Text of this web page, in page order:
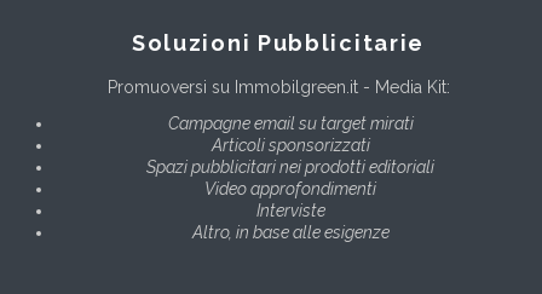
Soluzioni Pubblicitarie
Promuoversi su Immobilgreen.it - Media Kit:
Campagne email su target mirati
Articoli sponsorizzati
Spazi pubblicitari nei prodotti editoriali
Video approfondimenti
Interviste
Altro, in base alle esigenze